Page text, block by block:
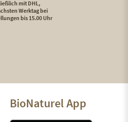
mit DHL,
Werktag bei
bis 15.00 Uhr
BioNaturel App